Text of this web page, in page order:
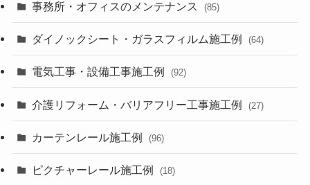
事務所・オフィスのメンテナンス (85)
ダイノックシート・ガラスフィルム施工例 (64)
電気工事・設備工事施工例 (92)
介護リフォーム・バリアフリー工事施工例 (27)
カーテンレール施工例 (96)
ピクチャーレール施工例 (18)